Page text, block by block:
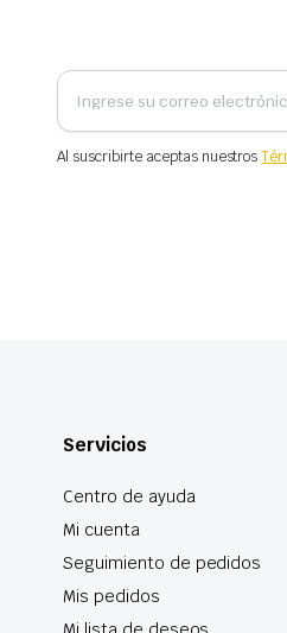
Al suscribirte aceptas nuestros
Servicios
Centro de ayuda
Mi cuenta
Seguimiento de pedidos
Mis pedidos